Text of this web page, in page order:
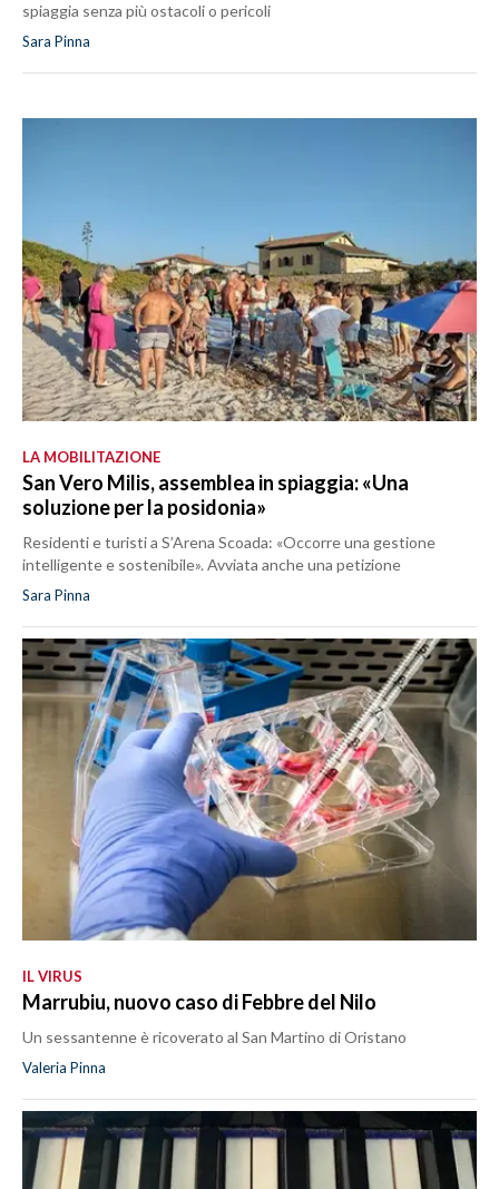
spiaggia senza più ostacoli o pericoli
Sara Pinna
LA MOBILITAZIONE
San Vero Milis, assemblea in spiaggia: «Una
soluzione per la posidonia»
Residenti e turisti a S’Arena Scoada: «Occorre una gestione
intelligente e sostenibile». Avviata anche una petizione
Sara Pinna
IL VIRUS
Marrubiu, nuovo caso di Febbre del Nilo
Un sessantenne è ricoverato al San Martino di Oristano
Valeria Pinna